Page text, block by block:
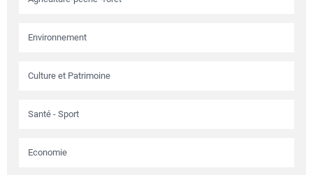
Environnement
Culture et Patrimoine
Santé - Sport
Economie